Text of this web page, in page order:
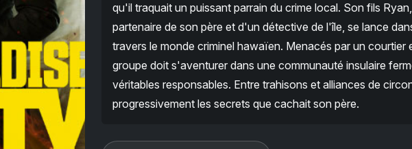
qu'il traquait un puissant parrain du crime local. Son fils
partenaire de son père et d'un détective de l'île, se lance
travers le monde criminel hawaïen. Menacés par un courtier
groupe doit s'aventurer dans une communauté insulaire
véritables responsables. Entre trahisons et alliances de
progressivement les secrets que cachait son père.